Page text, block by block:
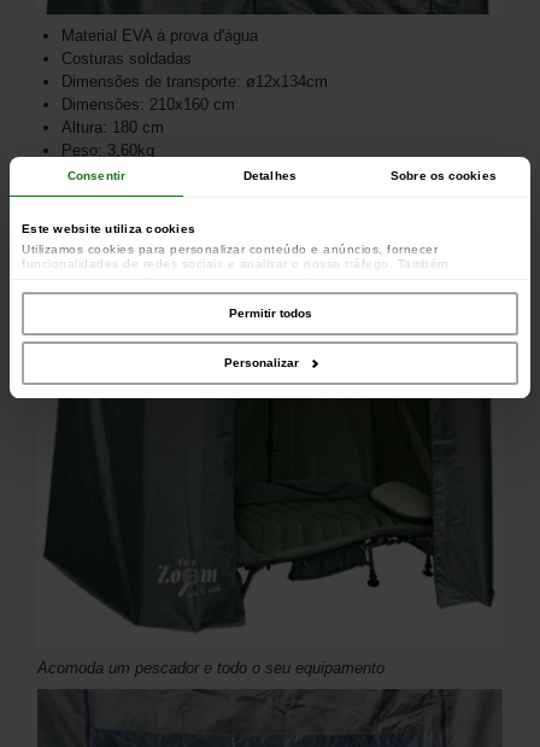
Consentir Detalhes Sobre os cookies
Este website utiliza cookies
Utilizamos cookies para personalizar conteúdo e anúncios, fornecer
funcionalidades de redes sociais e analisar o nosso tráfego. Também
parceiros de redes sociais, de publicidade e de análise, que as podem combinar
com outras informações que lhes forneceu ou recolhidas por estes a partir da
sua utilização dos respetivos serviços.
Permitir todos
Personalizar
Material EVA à prova d'água
Costuras soldadas
Dimensões de transporte: ø12x134cm
Dimensões: 210x160 cm
Altura: 180 cm
Peso: 3,60kg
Acomoda um pescador e todo o seu equipamento